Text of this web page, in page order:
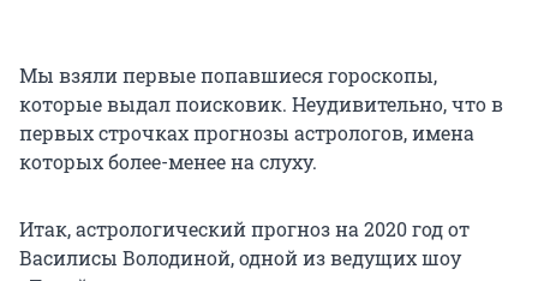
Мы взяли первые попавшиеся гороскопы,
которые выдал поисковик. Неудивительно, что в
первых строчках прогнозы астрологов, имена
которых более-менее на слуху.
Итак, астрологический прогноз на 2020 год от
Василисы Володиной, одной из ведущих шоу